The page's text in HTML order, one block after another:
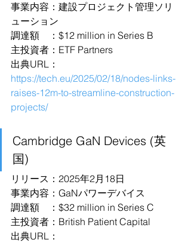
事業内容：建設プロジェクト管理ソリ
ューション
調達額　：$12 million in Series B
主投資者：ETF Partners
出典URL：
https://tech.eu/2025/02/18/nodes-links-
raises-12m-to-streamline-construction-
projects/
Cambridge GaN Devices (英
国)
リリース：2025年2月18日
事業内容：GaNパワーデバイス
調達額　：$32 million in Series C
主投資者：British Patient Capital
出典URL：